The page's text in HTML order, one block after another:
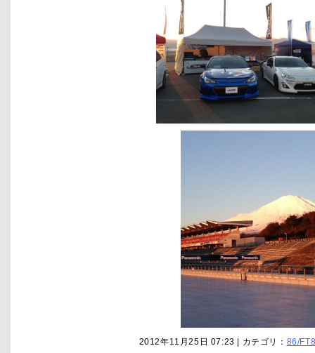
2012年11月25日 07:23 | カテゴリ： 86/